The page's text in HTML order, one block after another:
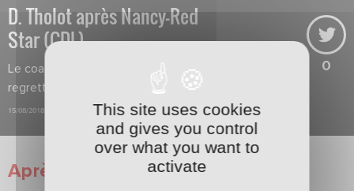
D. Tholot après Nancy-Red
Star (CDL)
Le coach a vu des progrès mais
regrette encore trop de fébrilité.
15/08/2018
0
Après match
This site uses cookies
and gives you control
over what you want to
activate